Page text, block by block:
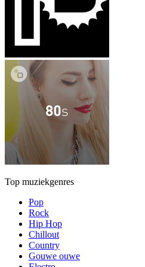
Top muziekgenres
Pop
Rock
Hip Hop
Chillout
Country
Gouwe ouwe